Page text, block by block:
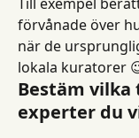
Till exempel
förvånade över
när de
lokala kuratorer
Bestäm
experter du